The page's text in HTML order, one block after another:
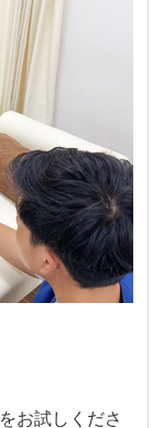
なっていたの
軽くなり、姿
り心地よい環
お試しくださ